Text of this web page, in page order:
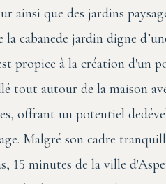
que des jardins
cabanede jardin digne
propice à la création d'un
tout autour de la maison
offrant un potentiel
Malgré son cadre
15 minutes de la ville